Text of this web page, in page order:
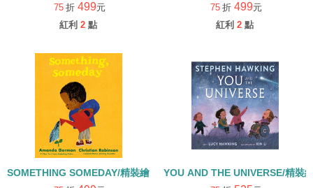
75 折 499元
紅利 2 點
75 折 499元
紅利 2 點
SOMETHING SOMEDAY/精裝繪本 YOU AND THE UNIVERSE/精裝